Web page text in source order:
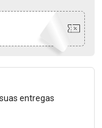
entregas